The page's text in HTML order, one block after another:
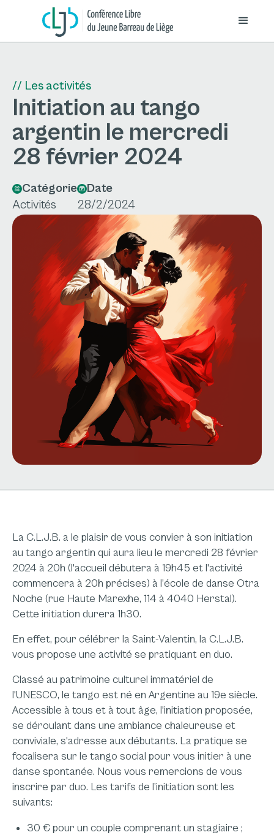
// Les activités
Initiation au tango
argentin le mercredi
28 février 2024
Catégorie
Activités
Date
28/2/2024
La C.L.J.B. a le plaisir de vous convier à son initiation
au tango argentin qui aura lieu le mercredi 28 février
2024 à 20h (l'accueil débutera à 19h45 et l'activité
commencera à 20h précises) à l’école de danse Otra
Noche (rue Haute Marexhe, 114 à 4040 Herstal).
Cette initiation durera 1h30.
En effet, pour célébrer la Saint-Valentin, la C.L.J.B.
vous propose une activité se pratiquant en duo.
Classé au patrimoine culturel immatériel de
l'UNESCO, le tango est né en Argentine au 19e siècle.
Accessible à tous et à tout âge, l'initiation proposée,
se déroulant dans une ambiance chaleureuse et
conviviale, s'adresse aux débutants. La pratique se
focalisera sur le tango social pour vous initier à une
danse spontanée. Nous vous remercions de vous
inscrire par duo. Les tarifs de l’initiation sont les
suivants:
30 € pour un couple comprenant un stagiaire ;